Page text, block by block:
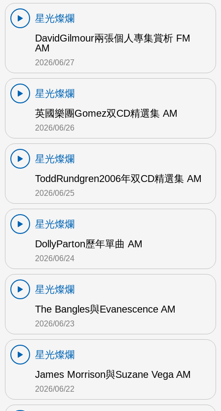
星光燦爛
DavidGilmour兩張個人專集賞析 FM
AM
2026/06/27
星光燦爛
英國樂團Gomez双CD精選集 AM
2026/06/26
星光燦爛
ToddRundgren2006年双CD精選集 AM
2026/06/25
星光燦爛
DollyParton歷年單曲 AM
2026/06/24
星光燦爛
The Bangles與Evanescence AM
2026/06/23
星光燦爛
James Morrison與Suzane Vega AM
2026/06/22